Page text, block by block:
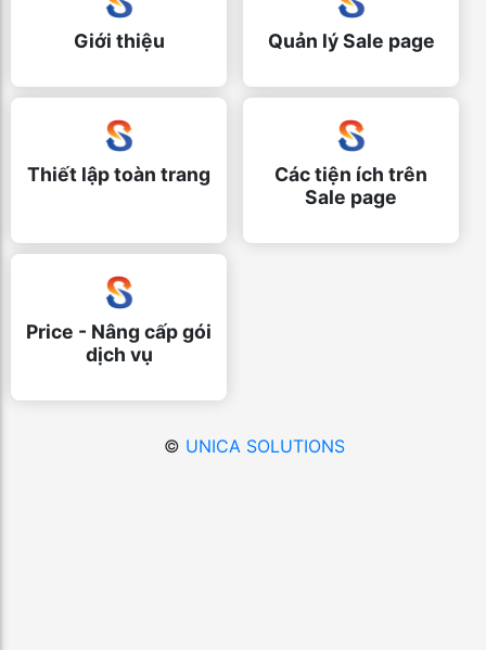
Giới thiệu Quản lý Sale page
Thiết lập toàn trang
Các tiện ích trên
Sale page
Price - Nâng cấp gói
dịch vụ
© UNICA SOLUTIONS